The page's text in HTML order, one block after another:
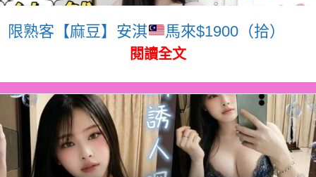
限熟客【麻豆】安淇 馬來$1900（拾）
閱讀全文